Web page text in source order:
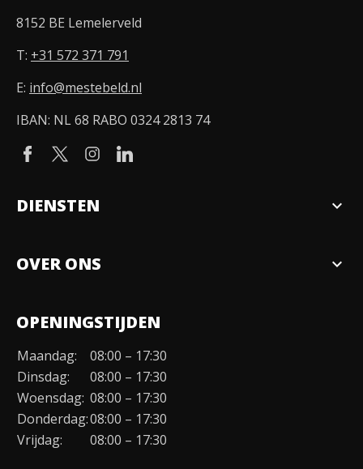
8152 BE Lemelerveld
T: +31 572 371 791
E: info@mestebeld.nl
IBAN: NL 68 RABO 0324 2813 74
DIENSTEN expand_more
OVER ONS expand_more
Organisatie
Duurzaamheid
Werken bij
Contact
OPENINGSTIJDEN
Maandag:
08:00 – 17:30
Dinsdag:
08:00 – 17:30
Woensdag: 08:00 – 17:30
Donderdag:08:00 – 17:30
Vrijdag:
08:00 – 17:30